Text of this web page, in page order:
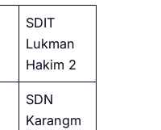
SDIT
Lukman
Hakim 2
SDN
Karangm